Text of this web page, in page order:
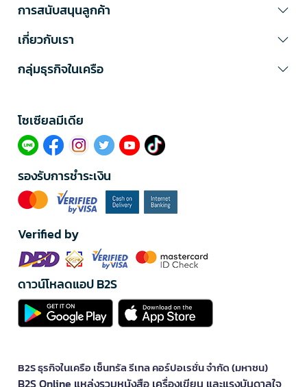
การสนับสนุนลูกค้า
เกี่ยวกับเรา
กลุ่มธุรกิจในเครือ
โซเซียลมีเดีย​
รองรับการชำระเงิน
Verified by
ดาวน์โหลดแอป B2S
B2S ธุรกิจในเครือ เซ็นทรัล รีเทล คอร์ปอเรชั่น จำกัด (มหาชน)
B2S Online แหล่งรวมหนังสือ เครื่องเขียน และแรงบันดาลใจ